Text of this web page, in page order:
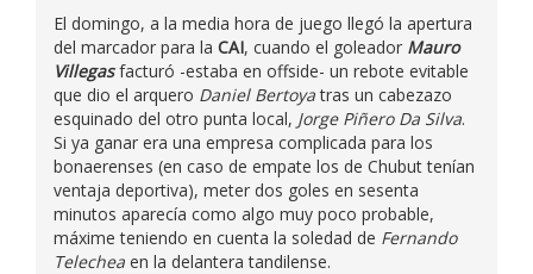
El domingo, a la media hora de juego llegó la apertura
del marcador para la CAI, cuando el goleador Mauro
Villegasfacturó -estaba en offside- un rebote evitable
que dio el arquero Daniel Bertoyatras un cabezazo
esquinado del otro punta local, Jorge Piñero Da Silva.
Si ya ganar era una empresa complicada para los
bonaerenses (en caso de empate los de Chubut tenían
ventaja deportiva), meter dos goles en sesenta
minutos aparecía como algo muy poco probable,
máxime teniendo en cuenta la soledad de Fernando
Telechea en la delantera tandilense.